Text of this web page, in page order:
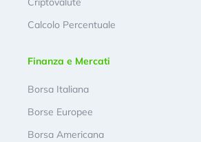
Calcolo Percentuale
Finanza e Mercati
Borsa Italiana
Borse Europee
Borsa Americana